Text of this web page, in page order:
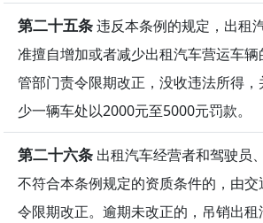
第二十五条违反本条例的规定，出租
准擅自增加或者减少出租汽车营运车
管部门责令限期改正，没收违法所得
少一辆车处以2000元至5000元罚款。
第二十六条 出租汽车经营者和驾驶员
不符合本条例规定的资质条件的，由
令限期改正。逾期未改正的，吊销出